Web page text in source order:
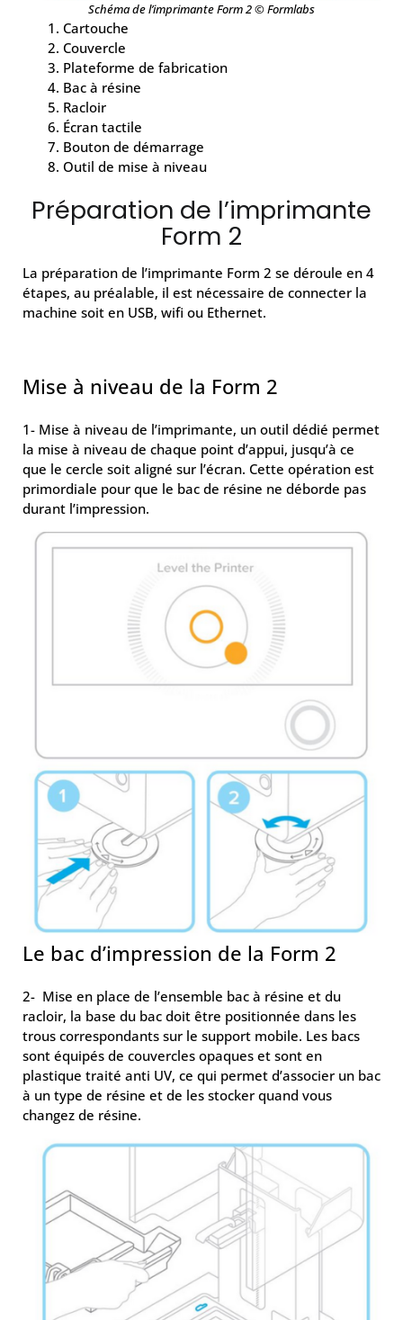
Schéma de l’imprimante Form 2 © Formlabs
Cartouche
Couvercle
Plateforme de fabrication
Bac à résine
Racloir
Écran tactile
Bouton de démarrage
Outil de mise à niveau
Préparation de l’imprimante
Form 2
La préparation de l’imprimante Form 2 se déroule en 4
étapes, au préalable, il est nécessaire de connecter la
machine soit en USB, wifi ou Ethernet.
Mise à niveau de la Form 2
1- Mise à niveau de l’imprimante, un outil dédié permet
la mise à niveau de chaque point d’appui, jusqu’à ce
que le cercle soit aligné sur l’écran. Cette opération est
primordiale pour que le bac de résine ne déborde pas
durant l’impression.
Le bac d’impression de la Form 2
2- Mise en place de l’ensemble bac à résine et du
racloir, la base du bac doit être positionnée dans les
trous correspondants sur le support mobile. Les bacs
sont équipés de couvercles opaques et sont en
plastique traité anti UV, ce qui permet d’associer un bac
à un type de résine et de les stocker quand vous
changez de résine.